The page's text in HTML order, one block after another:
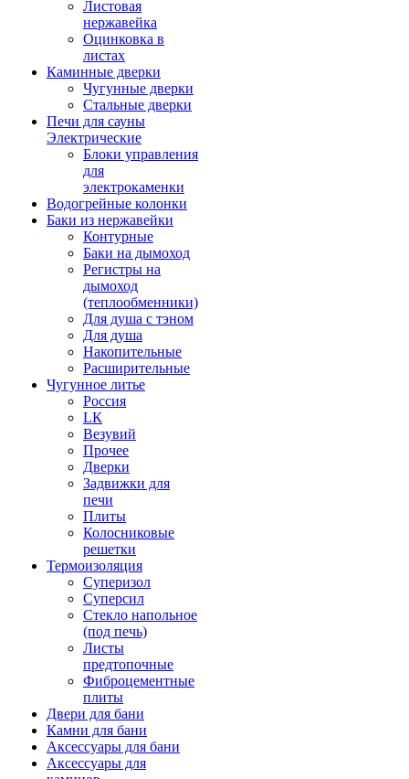
Листовая
нержавейка
Оцинковка в
листах
Каминные дверки
Чугунные дверки
Стальные дверки
Печи для сауны
Электрические
Блоки управления
для
электрокаменки
Водогрейные колонки
Баки из нержавейки
Контурные
Баки на дымоход
Регистры на
дымоход
(теплообменники)
Для душа с тэном
Для душа
Накопительные
Расширительные
Чугунное литье
Россия
LК
Везувий
Прочее
Дверки
Задвижки для
печи
Плиты
Колосниковые
решетки
Термоизоляция
Суперизол
Суперсил
Стекло напольное
(под печь)
Листы
предтопочные
Фиброцементные
плиты
Двери для бани
Камни для бани
Аксессуары для бани
Аксессуары для